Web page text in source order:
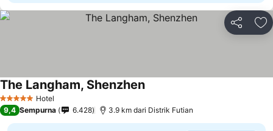
Bagikan
5 Bintang Hotel
The Langham, ShenzhenLihat harga
9,4 Sempurna 6.428 3.9 km dari Distrik Futian